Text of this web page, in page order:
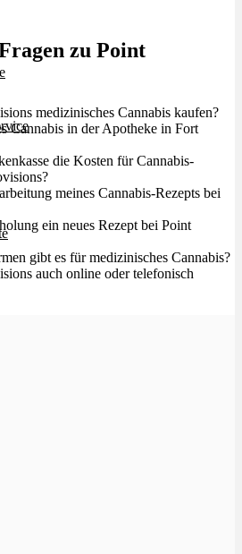
zu Point
medizinisches Cannabis kaufen?
Cannabis in der Apotheke in Fort
die Kosten für Cannabis-
meines Cannabis-Rezepts bei
ein neues Rezept bei Point
gibt es für medizinisches Cannabis?
auch online oder telefonisch